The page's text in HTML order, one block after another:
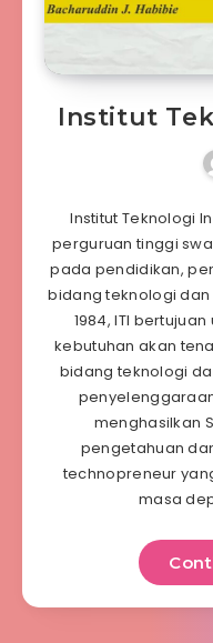
Institut
Institut Teknologi
perguruan tinggi
pada pendidikan,
bidang teknologi
1984, ITI
kebutuhan akan
bidang teknologi
menghasilkan
pengetahuan
technopreneur
masa